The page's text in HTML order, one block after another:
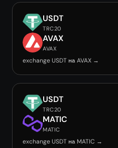
USDT
TRC20
AVAX
AVAX
exchange USDT на AVAX →
USDT
TRC20
MATIC
MATIC
exchange USDT на MATIC →